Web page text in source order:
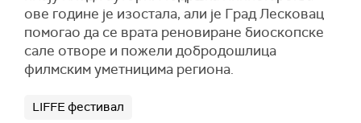
ове године је изостала, али је Град Лесковац
помогао да се врата реновиране биоскопске
сале отворе и пожели добродошлица
филмским уметницима региона.
LIFFE фестивал